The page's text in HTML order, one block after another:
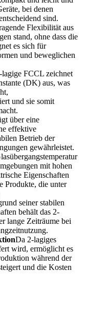
bei denen
sind.
Flexibilität aus
stand, ohne dass die
es sich für
und beweglichen
lagige FCCL zeichnet
(DK) aus, was
und sie somit
über eine
effektive
Betrieb der
gewährleistet.
mit hohen
Eigenschaften
Produkte, die unter
seiner stabilen
behält das 2-
lange Zeiträume bei
Da 2-lagiges
wird, ermöglicht es
während der
und die Kosten